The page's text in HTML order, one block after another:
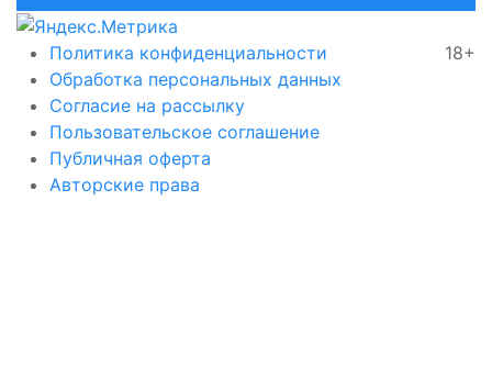
Политика конфиденциальности
Обработка персональных данных
Согласие на рассылку
Пользовательское соглашение
Публичная оферта
Авторские права
18+